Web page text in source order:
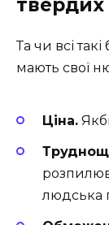
твердих
Та чи всі
мають свої
Ціна.
людська